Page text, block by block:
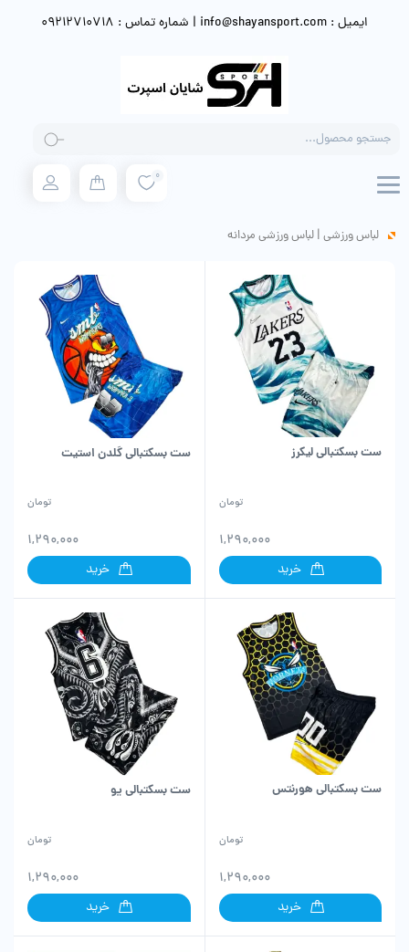
ایمیل : info@shayansport.com | شماره تماس : 09212710718
search
0
لباس ورزشی | لباس ورزشی مردانه
ست بسکتبالی لیکرز
1,290,000
تومان
خرید
ست بسکتبالی گلدن استیت
1,290,000
تومان
خرید
ست بسکتبالی هورنتس
1,290,000
تومان
خرید
ست بسکتبالی یو
1,290,000
تومان
خرید